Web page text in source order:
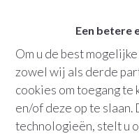
Een betere
Om u de best
zowel wij als derde
cookies om toegang
en/of deze op te slaan.
technologieën, stelt u
Oeps,